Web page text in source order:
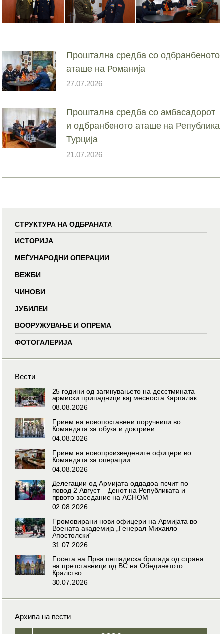
Проштална средба со одбранбеното
аташе на Романија
27.07.2026
Проштална средба со амбасадорот
и одбранбеното аташе на Република
Турција
21.07.2026
СТРУКТУРА НА ОДБРАНАТА
ИСТОРИЈА
МЕЃУНАРОДНИ ОПЕРАЦИИ
ВЕЖБИ
ЧИНОВИ
ЈУБИЛЕИ
ВООРУЖУВАЊЕ И ОПРЕМА
ФОТОГАЛЕРИЈА
Вести
25 години од загинувањето на десетмината
армиски припадници кај месноста Карпалак
08.08.2026
Прием на новопоставени поручници во
Командата за обука и доктрини
04.08.2026
Прием на новопроизведените офицери во
Командата за операции
04.08.2026
Делегации од Армијата оддадоа почит по
повод 2 Август – Денот на Републиката и
првото заседание на АСНОМ
02.08.2026
Промовирани нови офицери на Армијата во
Воената академија „Генерал Михаило
Апостолски“
31.07.2026
Посета на Прва пешадиска бригада од страна
на претставници од ВС на Обединетото
Кралство
30.07.2026
Архива на вести